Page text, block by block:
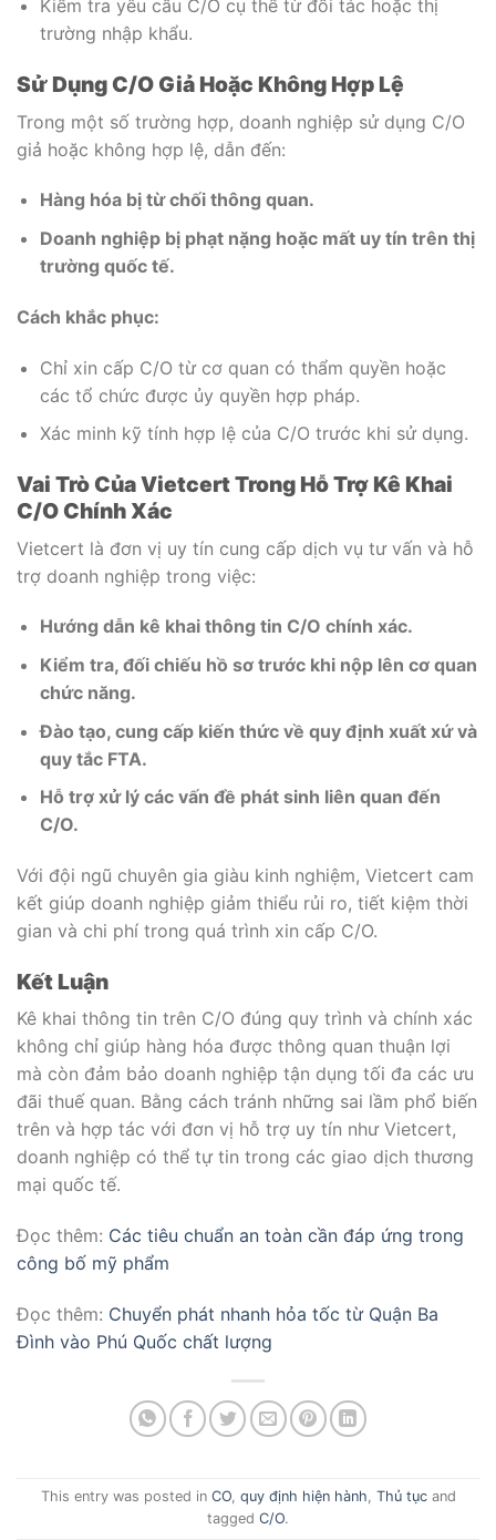
Kiểm tra yêu cầu C/O cụ thể từ đối tác hoặc thị
trường nhập khẩu.
Sử Dụng C/O Giả Hoặc Không Hợp Lệ
Trong một số trường hợp, doanh nghiệp sử dụng C/O
giả hoặc không hợp lệ, dẫn đến:
Hàng hóa bị từ chối thông quan.
Doanh nghiệp bị phạt nặng hoặc mất uy tín trên thị
trường quốc tế.
Cách khắc phục:
Chỉ xin cấp C/O từ cơ quan có thẩm quyền hoặc
các tổ chức được ủy quyền hợp pháp.
Xác minh kỹ tính hợp lệ của C/O trước khi sử dụng.
Vai Trò Của Vietcert Trong Hỗ Trợ Kê Khai
C/O Chính Xác
Vietcert là đơn vị uy tín cung cấp dịch vụ tư vấn và hỗ
trợ doanh nghiệp trong việc:
Hướng dẫn kê khai thông tin C/O chính xác.
Kiểm tra, đối chiếu hồ sơ trước khi nộp lên cơ quan
chức năng.
Đào tạo, cung cấp kiến thức về quy định xuất xứ và
quy tắc FTA.
Hỗ trợ xử lý các vấn đề phát sinh liên quan đến
C/O.
Với đội ngũ chuyên gia giàu kinh nghiệm, Vietcert cam
kết giúp doanh nghiệp giảm thiểu rủi ro, tiết kiệm thời
gian và chi phí trong quá trình xin cấp C/O.
Kết Luận
Kê khai thông tin trên C/O đúng quy trình và chính xác
không chỉ giúp hàng hóa được thông quan thuận lợi
mà còn đảm bảo doanh nghiệp tận dụng tối đa các ưu
đãi thuế quan. Bằng cách tránh những sai lầm phổ biến
trên và hợp tác với đơn vị hỗ trợ uy tín như Vietcert,
doanh nghiệp có thể tự tin trong các giao dịch thương
mại quốc tế.
Đọc thêm: Các tiêu chuẩn an toàn cần đáp ứng trong
công bố mỹ phẩm
Đọc thêm: Chuyển phát nhanh hỏa tốc từ Quận Ba
Đình vào Phú Quốc chất lượng
This entry was posted in CO, quy định hiện hành, Thủ tụcand
tagged C/O.